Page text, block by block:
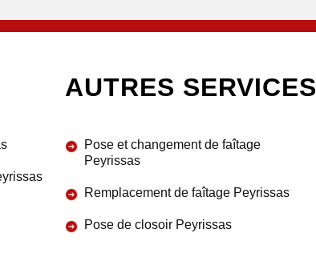
AUTRES SERVICES
Pose et changement de faîtage
Peyrissas
Remplacement de faîtage Peyrissas
Pose de closoir Peyrissas